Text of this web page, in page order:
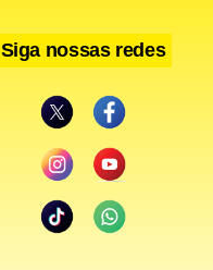
Siga nossas redes